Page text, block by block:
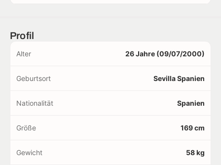
Profil
Alter 26 Jahre (09/07/2000)
Geburtsort Sevilla Spanien
Nationalität Spanien
Größe 169 cm
Gewicht 58 kg